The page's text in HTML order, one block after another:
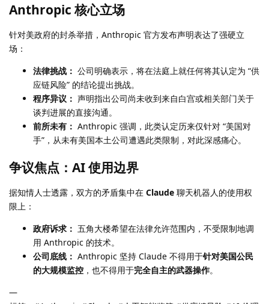
Anthropic 核心立场
针对美政府的封杀举措，Anthropic 官方发布声明表达了强硬立
场：
法律挑战： 公司明确表示，将在法庭上就任何将其认定为 “供
应链风险” 的结论提出挑战。
程序异议： 声明指出公司尚未收到来自白宫或相关部门关于
谈判进展的直接沟通。
前所未有： Anthropic 强调，此类认定历来仅针对 “美国对
手”，从未有美国本土公司遭遇此类限制，对此深感痛心。
争议焦点：AI 使用边界
据知情人士透露，双方的矛盾集中在 Claude 聊天机器人的使用权
限上：
政府诉求： 五角大楼希望在法律允许范围内，不受限制地调
用 Anthropic 的技术。
公司底线： Anthropic 坚持 Claude 不得用于针对美国公民
的大规模监控 ，也不得用于完全自主的武器操作。
—